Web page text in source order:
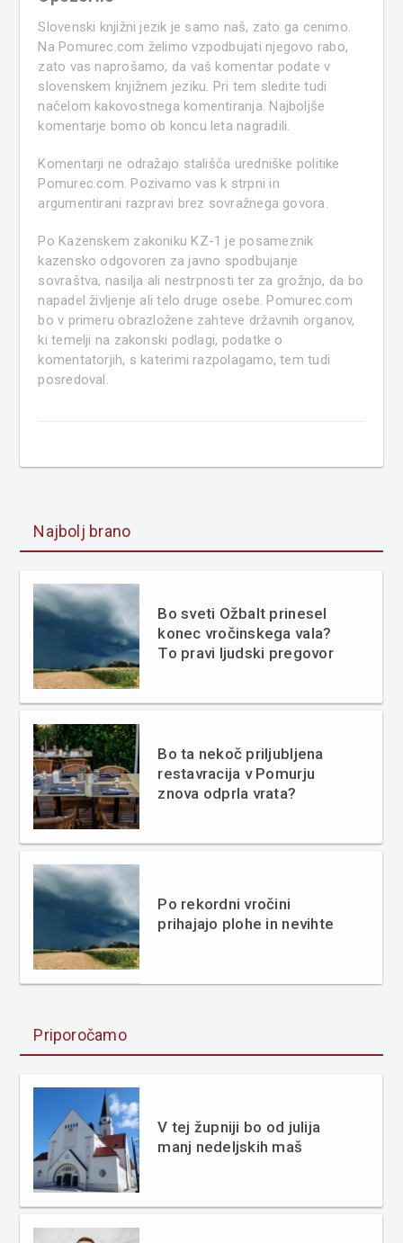
Slovenski knjižni jezik je samo naš, zato ga cenimo.
Na Pomurec.com želimo vzpodbujati njegovo rabo,
zato vas naprošamo, da vaš komentar podate v
slovenskem knjižnem jeziku. Pri tem sledite tudi
načelom kakovostnega komentiranja. Najboljše
komentarje bomo ob koncu leta nagradili.
Komentarji ne odražajo stališča uredniške politike
Pomurec.com. Pozivamo vas k strpni in
argumentirani razpravi brez sovražnega govora.
Po Kazenskem zakoniku KZ-1 je posameznik
kazensko odgovoren za javno spodbujanje
sovraštva, nasilja ali nestrpnosti ter za grožnjo, da bo
napadel življenje ali telo druge osebe. Pomurec.com
bo v primeru obrazložene zahteve državnih organov,
ki temelji na zakonski podlagi, podatke o
komentatorjih, s katerimi razpolagamo, tem tudi
posredoval.
Najbolj brano
Bo sveti Ožbalt prinesel
konec vročinskega vala?
To pravi ljudski pregovor
Bo ta nekoč priljubljena
restavracija v Pomurju
znova odprla vrata?
Po rekordni vročini
prihajajo plohe in nevihte
Priporočamo
V tej župniji bo od julija
manj nedeljskih maš